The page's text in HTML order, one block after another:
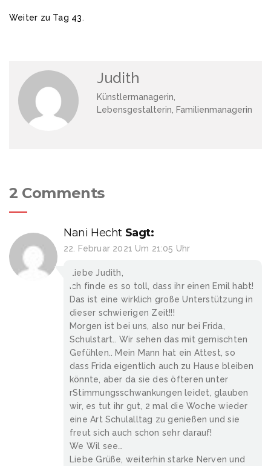
Weiter zu Tag 43.
Judith
Künstlermanagerin,
Lebensgestalterin, Familienmanagerin
2 Comments
Nani Hecht Sagt:
22. Februar 2021 Um 21:05 Uhr
Liebe Judith,
ich finde es so toll, dass ihr einen Emil habt!
Das ist eine wirklich große Unterstützung in
dieser schwierigen Zeit!!!
Morgen ist bei uns, also nur bei Frida,
Schulstart.. Wir sehen das mit gemischten
Gefühlen.. Mein Mann hat ein Attest, so
dass Frida eigentlich auch zu Hause bleiben
könnte, aber da sie des öfteren unter
rStimmungsschwankungen leidet, glauben
wir, es tut ihr gut, 2 mal die Woche wieder
eine Art Schulalltag zu genießen und sie
freut sich auch schon sehr darauf!
We Wil see…
Liebe Grüße, weiterhin starke Nerven und